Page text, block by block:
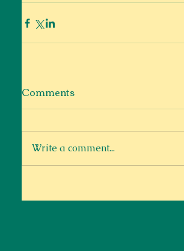
Comments
Write a comment...